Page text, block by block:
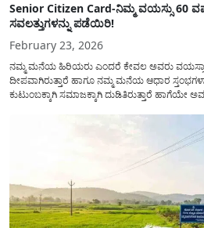
Senior Citizen Card-ನಿಮ್ಮ ವಯಸ್ಸು 60
ಸವಲತ್ತುಗಳನ್ನು ಪಡೆಯಿರಿ!
February 23, 2026
ನಮ್ಮ ಮನೆಯ ಹಿರಿಯರು ಎಂದರೆ ಕೇವಲ ಅವರು
ದೀಪವಾಗಿರುತ್ತಾರೆ ಹಾಗೂ ನಮ್ಮ ಮನೆಯ ಆಧಾರ
ಕುಟುಂಬಕ್ಕಾಗಿ ಸಮಾಜಕ್ಕಾಗಿ ದುಡಿತಿರುತ್ತಾರೆ ಹಾಗೆಯೇ